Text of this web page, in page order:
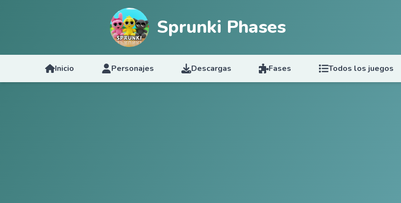
Sprunki Phases
Inicio Personajes Descargas Fases Todos los juegos